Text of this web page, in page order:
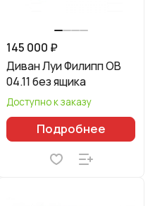
145 000 ₽
Диван Луи Филипп ОВ
04.11 без ящика
Доступно к заказу
Подробнее